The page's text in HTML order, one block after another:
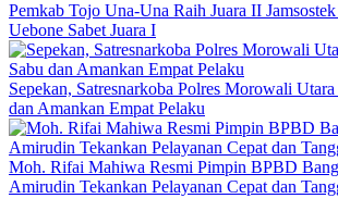
Pemkab Tojo Una-Una Raih Juara II
Uebone Sabet Juara I
Sepekan, Satresnarkoba Polres Morowali
dan Amankan Empat Pelaku
Moh. Rifai Mahiwa Resmi Pimpin BPBD
Amirudin Tekankan Pelayanan Cepat dan